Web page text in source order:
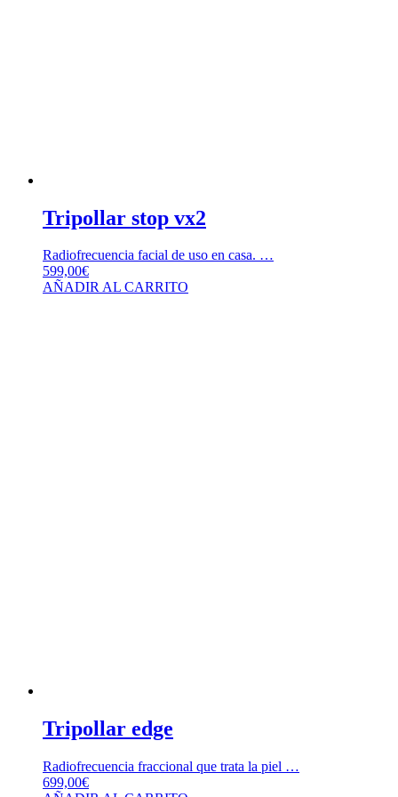
Tripollar stop vx2
Radiofrecuencia facial de uso en casa. …
599,00€
AÑADIR AL CARRITO
Tripollar edge
Radiofrecuencia fraccional que trata la piel …
699,00€